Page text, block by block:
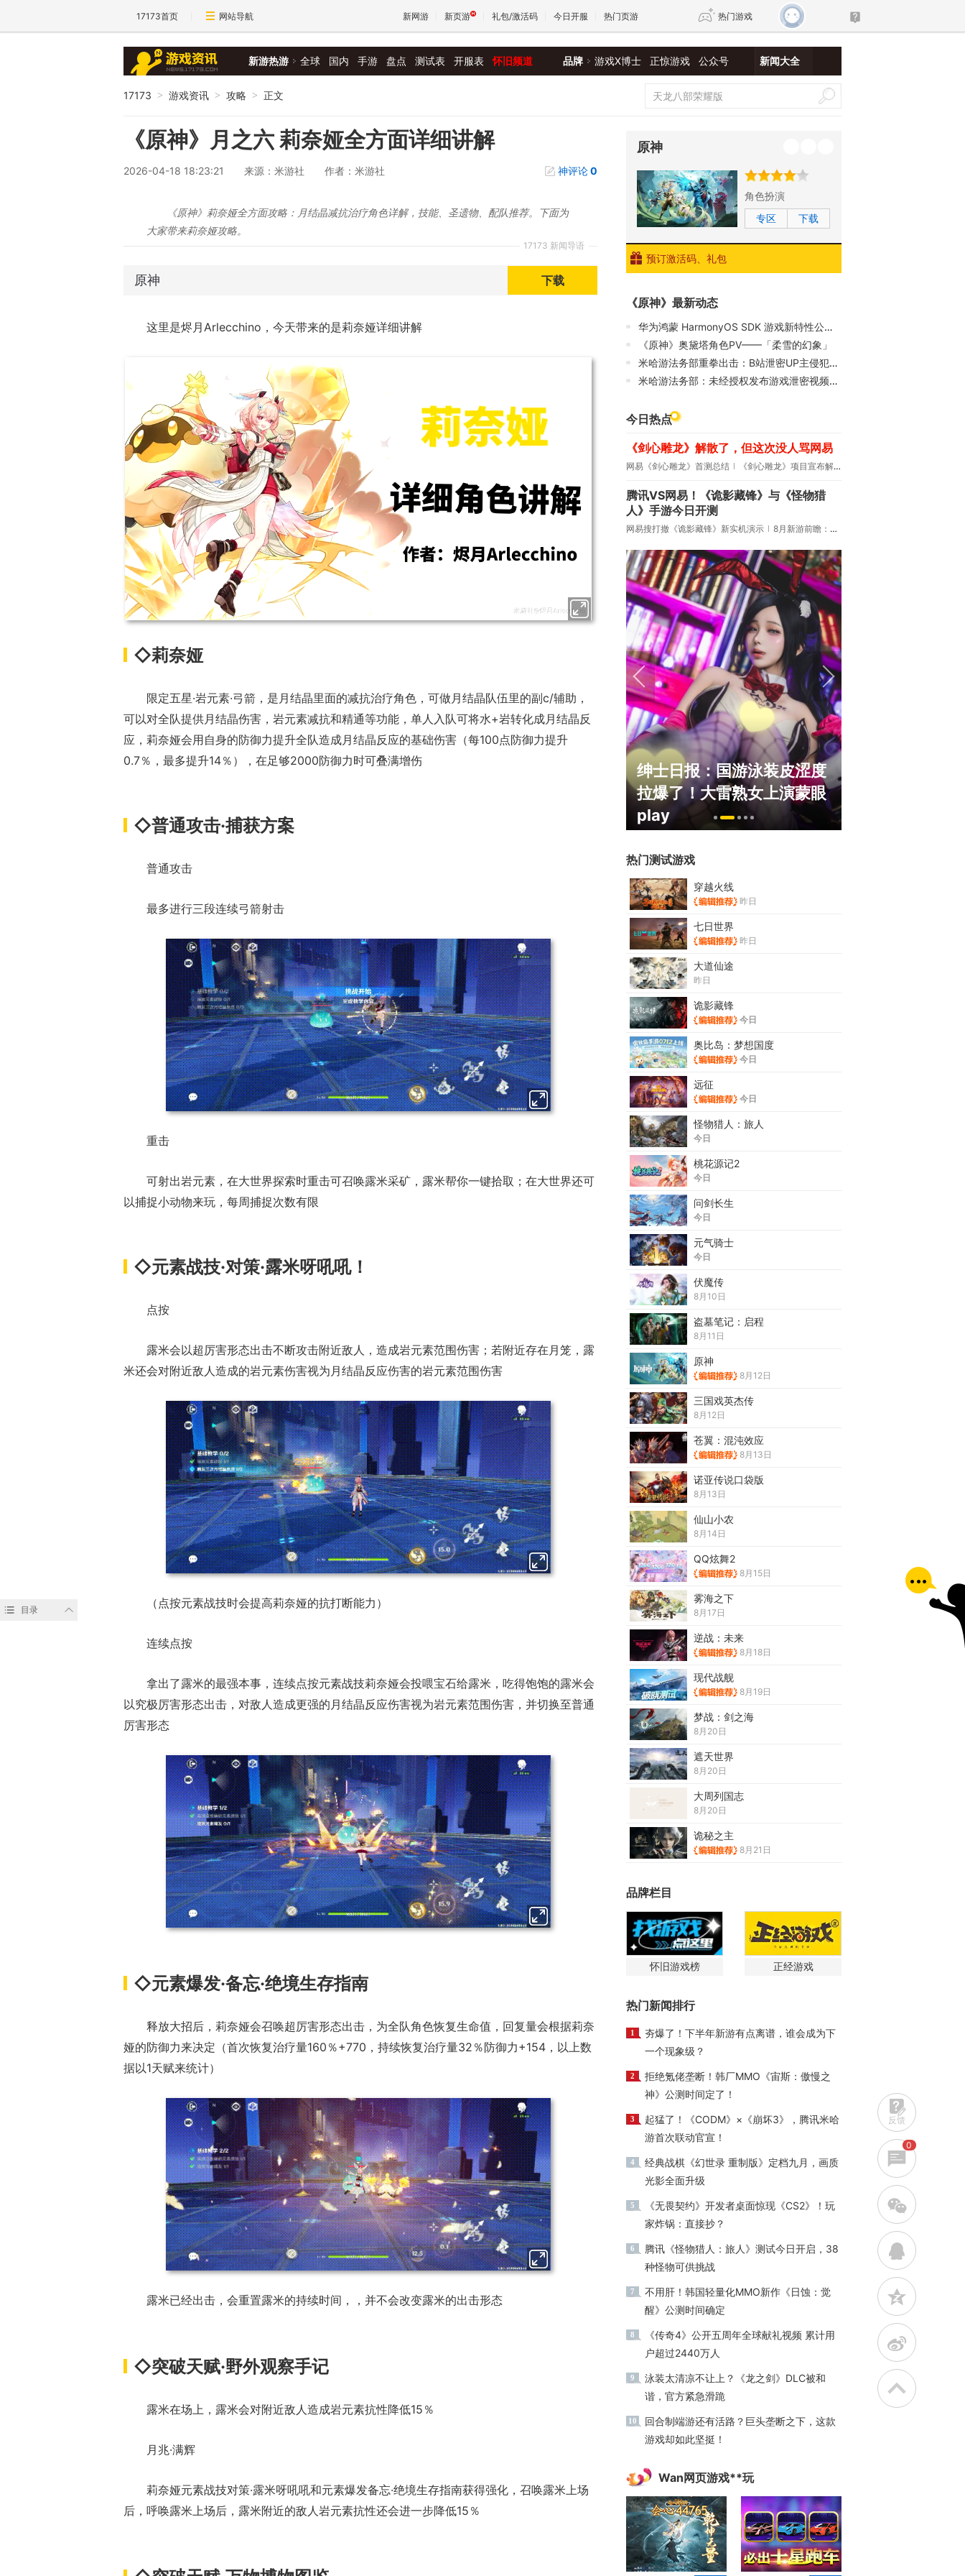
17173首页 网站导航 新网游 新页游 礼包/激活码 今日开服 热门页游 热门游戏
王权与自由 诛仙世界 新仙侠5
新游热游 全球 国内 手游 盘点 测试表 开服表 怀旧频道 品牌 游戏X博士 正惊游戏 公众号 新闻大全
17173 > 游戏资讯 > 攻略 > 正文
《原神》月之六 莉奈娅全方面详细讲解
2026-04-18 18:23:21 来源：米游社 作者：米游社 神评论0
17173 新闻导语
《原神》莉奈娅全方面攻略：月结晶减抗治疗角色详解，技能、圣遗物、配队推荐。下面为
大家带来莉奈娅攻略。
原神
4.5版本「铓锋锦间裁」
下载
这里是烬月Arlecchino，今天带来的是莉奈娅详细讲解
◇莉奈娅
限定五星·岩元素·弓箭，是月结晶里面的减抗治疗角色，可做月结晶队伍里的副c/辅助，
可以对全队提供月结晶伤害，岩元素减抗和精通等功能，单人入队可将水+岩转化成月结晶反
应，莉奈娅会用自身的防御力提升全队造成月结晶反应的基础伤害（每100点防御力提升
0.7％，最多提升14％），在足够2000防御力时可叠满增伤
◇普通攻击·捕获方案
普通攻击
最多进行三段连续弓箭射击
重击
可射出岩元素，在大世界探索时重击可召唤露米采矿，露米帮你一键拾取；在大世界还可
以捕捉小动物来玩，每周捕捉次数有限
◇元素战技·对策·露米呀吼吼！
点按
露米会以超厉害形态出击不断攻击附近敌人，造成岩元素范围伤害；若附近存在月笼，露
米还会对附近敌人造成的岩元素伤害视为月结晶反应伤害的岩元素范围伤害
（点按元素战技时会提高莉奈娅的抗打断能力）
连续点按
拿出了露米的最强本事，连续点按元素战技莉奈娅会投喂宝石给露米，吃得饱饱的露米会
以究极厉害形态出击，对敌人造成更强的月结晶反应伤害视为岩元素范围伤害，并切换至普通
厉害形态
◇元素爆发·备忘·绝境生存指南
释放大招后，莉奈娅会召唤超厉害形态出击，为全队角色恢复生命值，回复量会根据莉奈
娅的防御力来决定（首次恢复治疗量160％+770，持续恢复治疗量32％防御力+154，以上数
据以1天赋来统计）
露米已经出击，会重置露米的持续时间，，并不会改变露米的出击形态
◇突破天赋·野外观察手记
露米在场上，露米会对附近敌人造成岩元素抗性降低15％
月兆·满辉
莉奈娅元素战技对策·露米呀吼吼和元素爆发备忘·绝境生存指南获得强化，召唤露米上场
后，呼唤露米上场后，露米附近的敌人岩元素抗性还会进一步降低15％
原神
角色扮演
专区
下载
预订激活码、礼包
《原神》最新动态
华为鸿蒙 HarmonyOS SDK 游戏新特性公开，含 AI 超分、控显分离、硬件光追等
《原神》奥黛塔角色PV——「柔雪的幻象」
米哈游法务部重拳出击：B站泄密UP主侵犯著作权罪成立
米哈游法务部：未经授权发布游戏泄密视频，两名泄密人员被判刑
今日热点
《剑心雕龙》解散了，但这次没人骂网易
网易《剑心雕龙》首测总结 《剑心雕龙》项目宣布解散
腾讯VS网易！《诡影藏锋》与《怪物猎
人》手游今日开测
网易搜打撤《诡影藏锋》新实机演示 8月新游前瞻：《诡秘之主》领衔
17周年庆典 争霸赛大区火
绅士日报：国游泳装皮涩度
拉爆了！大雷熟女上演蒙眼
play
热门测试游戏
穿越火线
昨日
七日世界
昨日
大道仙途
昨日
诡影藏锋
今日
奥比岛：梦想国度
今日
远征
今日
怪物猎人：旅人
今日
桃花源记2
今日
问剑长生
今日
元气骑士
今日
伏魔传
8月10日
盗墓笔记：启程
8月11日
原神
8月12日
三国戏英杰传
8月12日
苍翼：混沌效应
8月13日
诺亚传说口袋版
8月13日
仙山小农
8月14日
QQ炫舞2
8月15日
雾海之下
8月17日
逆战：未来
8月18日
现代战舰
8月19日
梦战：剑之海
8月20日
遮天世界
8月20日
大周列国志
8月20日
诡秘之主
8月21日
品牌栏目
怀旧游戏榜 正经游戏
热门新闻排行
1
夯爆了！下半年新游有点离谱，谁会成为下
一个现象级？
2
拒绝氪佬垄断！韩厂MMO《宙斯：傲慢之
神》公测时间定了！
3
起猛了！《CODM》×《崩坏3》，腾讯米哈
游首次联动官宣！
4
经典战棋《幻世录 重制版》定档九月，画质
光影全面升级
5
《无畏契约》开发者桌面惊现《CS2》！玩
家炸锅：直接抄？
6
腾讯《怪物猎人：旅人》测试今日开启，38
种怪物可供挑战
7
不用肝！韩国轻量化MMO新作《日蚀：觉
醒》公测时间确定
8
《传奇4》公开五周年全球献礼视频 累计用
户超过2440万人
9
泳装太清凉不让上？《龙之剑》DLC被和
谐，官方紧急滑跪
10
回合制端游还有活路？巨头垄断之下，这款
游戏却如此坚挺！
Wan网页游戏**玩
反馈
0
w
q
z
t
目录